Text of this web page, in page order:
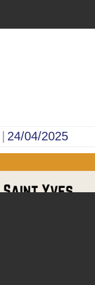
24/04/2025